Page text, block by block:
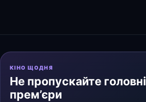
КІНО ЩОДНЯ
Не пропускайте головні
прем’єри